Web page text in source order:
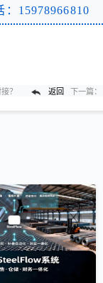
：15978966810
？ 返回 下一篇：